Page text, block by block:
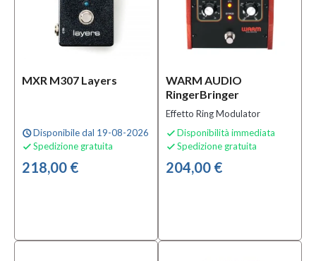
MXR M307 Layers
scheduleDisponibile dal 19-08-2026
 Spedizione gratuita
218,00 €
WARM AUDIO
RingerBringer
Effetto Ring Modulator
 Disponibilità immediata
 Spedizione gratuita
204,00 €